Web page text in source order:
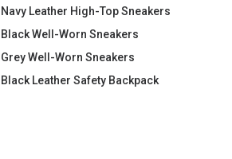
Navy Leather High-Top Sneakers
Black Well-Worn Sneakers
Grey Well-Worn Sneakers
Black Leather Safety Backpack